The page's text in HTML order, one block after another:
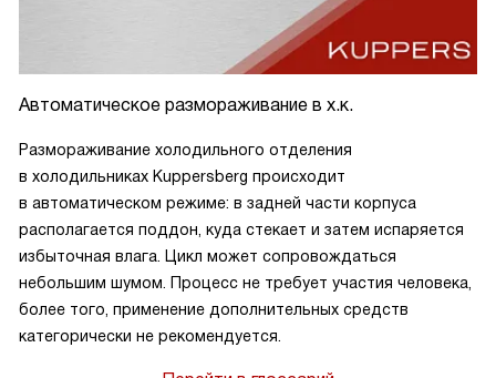
Автоматическое размораживание в х.к.
Размораживание холодильного отделения
в холодильниках Kuppersberg происходит
в автоматическом режиме: в задней части корпуса
располагается поддон, куда стекает и затем испаряется
избыточная влага. Цикл может сопровождаться
небольшим шумом. Процесс не требует участия человека,
более того, применение дополнительных средств
категорически не рекомендуется.